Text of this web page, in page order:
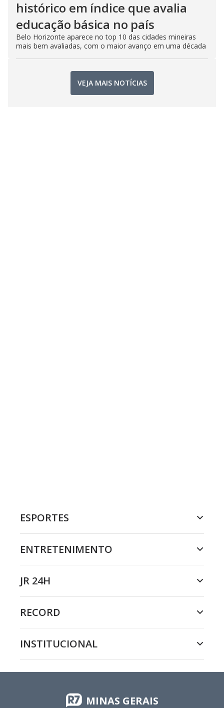
histórico em índice que avalia
educação básica no país
Belo Horizonte aparece no top 10 das cidades mineiras
mais bem avaliadas, com o maior avanço em uma década
VEJA MAIS NOTÍCIAS
ESPORTES
ENTRETENIMENTO
JR 24H
RECORD
INSTITUCIONAL
MINAS GERAIS